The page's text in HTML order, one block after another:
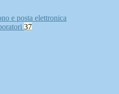
e posta elettronica
37